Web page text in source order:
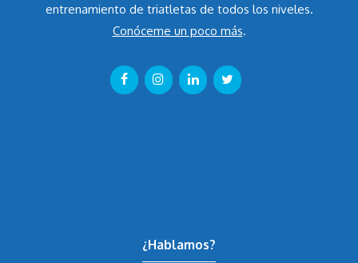
entrenamiento de triatletas de todos los niveles.
Conóceme un poco más.
¿Hablamos?